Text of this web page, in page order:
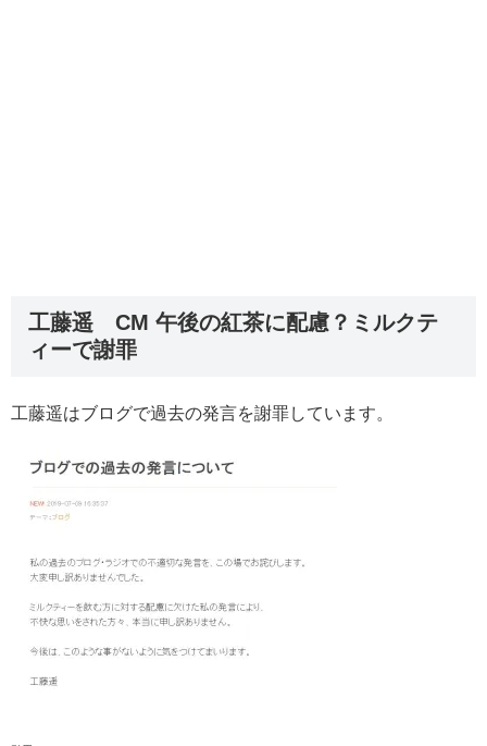
工藤遥 CM 午後の紅茶に配慮？ミルクテ
ィーで謝罪
工藤遥はブログで過去の発言を謝罪しています。